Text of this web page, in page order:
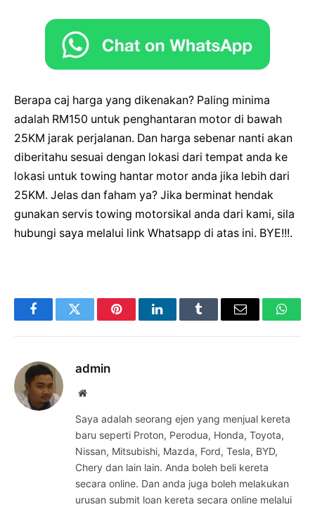
Berapa caj harga yang dikenakan? Paling minima
adalah RM150 untuk penghantaran motor di bawah
25KM jarak perjalanan. Dan harga sebenar nanti akan
diberitahu sesuai dengan lokasi dari tempat anda ke
lokasi untuk towing hantar motor anda jika lebih dari
25KM. Jelas dan faham ya? Jika berminat hendak
gunakan servis towing motorsikal anda dari kami, sila
hubungi saya melalui link Whatsapp di atas ini. BYE!!!.
FacebookTwitter PinterestLinkedInTumblr Email
admin
Website
Saya adalah seorang ejen yang menjual kereta
baru seperti Proton, Perodua, Honda, Toyota,
Nissan, Mitsubishi, Mazda, Ford, Tesla, BYD,
Chery dan lain lain. Anda boleh beli kereta
secara online. Dan anda juga boleh melakukan
urusan submit loan kereta secara online melalui